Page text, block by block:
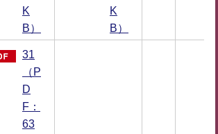
K
B）
K
B）
31
（P
D
F：
63